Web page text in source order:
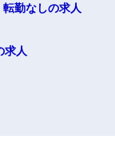
転勤なしの求人
求人